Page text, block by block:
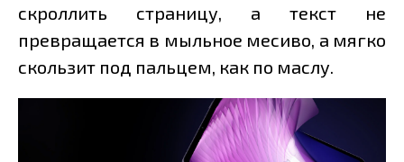
скроллить страницу, а текст не
превращается в мыльное месиво, а мягко
скользит под пальцем, как по маслу.